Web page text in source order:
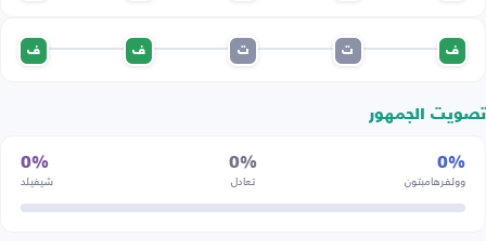
ف ت ت ف ف
تصويت الجمهور
0%
وولفرهامبتون
0%
تعادل
0%
شيفيلد